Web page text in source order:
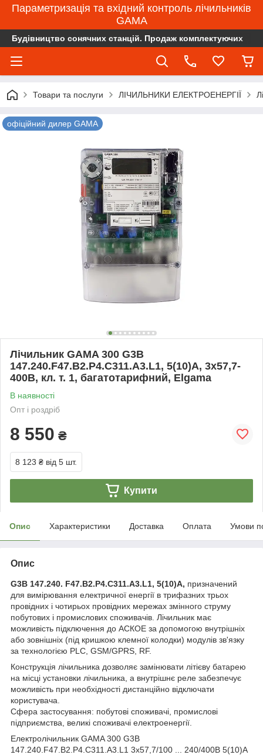
Параметризація та вхідний контроль лічильників
GAMA
Будівництво сонячних станцій. Продаж комплектуючих
Товари та послуги ЛІЧИЛЬНИКИ ЕЛЕКТРОЕНЕРГІЇ
офіційний дилер GAMA
Лічильник GAMA 300 G3B
147.240.F47.B2.P4.C311.A3.L1, 5(10)А, 3x57,7-
400В, кл. т. 1, багатотарифний, Elgama
В наявності
Опт і роздріб
8 550 ₴
8 123 ₴ від 5 шт.
Купити
Опис Характеристики Доставка Оплата Умови
Опис
G3B 147.240. F47.B2.P4.C311.A3.L1, 5(10)А, призначений
для вимірювання електричної енергії в трифазних трьох
провідних і чотирьох провідних мережах змінного струму
побутових і промислових споживачів. Лічильник має
можливість підключення до АСКОЕ за допомогою внутрішніх
або зовнішніх (під кришкою клемної колодки) модулів зв'язку
за технологією PLС, GSM/GPRS, RF.
Конструкція лічильника дозволяє замінювати літієву батарею
на місці установки лічильника, а внутрішнє реле забезпечує
можливість при необхідності дистанційно відключати
користувача.
Сфера застосування: побутові споживачі, промислові
підприємства, великі споживачі електроенергії.
Електролічильник GAMA 300 G3B
147.240.F47.B2.P4.C311.A3.L1 3x57,7/100 ... 240/400В 5(10)А